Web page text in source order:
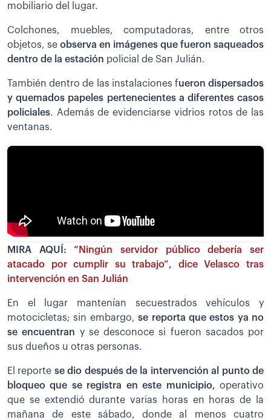
mobiliario del lugar.
Colchones, muebles, computadoras, entre otros
objetos, se observa en imágenes que fueron saqueados
dentro de la estación policial de San Julián.
También dentro de las instalaciones fueron dispersados
y quemados papeles pertenecientes a diferentes casos
policiales. Además de evidenciarse vidrios rotos de las
ventanas.
MIRA AQUÍ:“Ningún servidor público debería ser
atacado por cumplir su trabajo”, dice Velasco tras
intervención en San Julián
En el lugar mantenían secuestrados vehículos y
motocicletas; sin embargo,se reporta que estos ya no
se encuentran y se desconoce si fueron sacados por
sus dueños u otras personas.
El reporte se dio después de la intervención al punto de
bloqueo que se registra en este municipio, operativo
que se extendió durante varias horas en horas de la
mañana de este sábado, donde al menos cuatro